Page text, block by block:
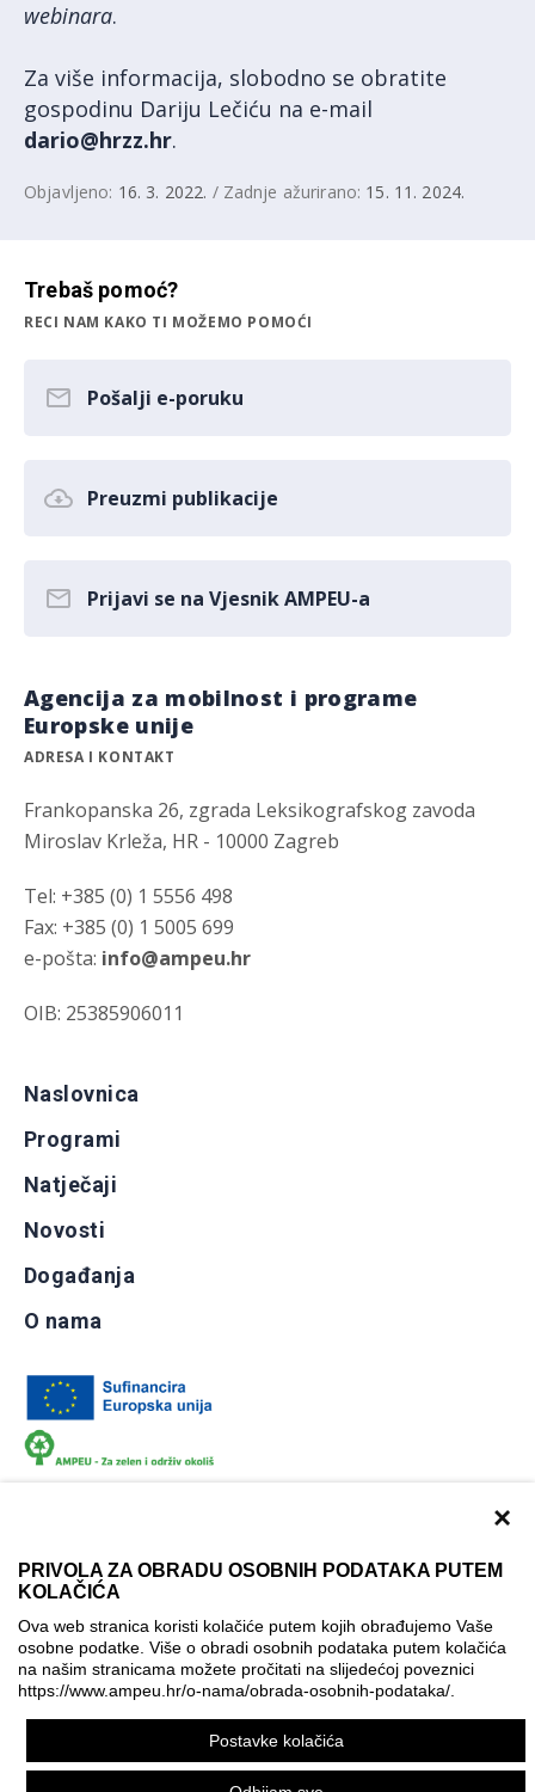
×
PRIVOLA ZA OBRADU OSOBNIH PODATAKA PUTEM
KOLAČIĆA
Ova web stranica koristi kolačiće putem kojih obrađujemo Vaše
osobne podatke. Više o obradi osobnih podataka putem kolačića
na našim stranicama možete pročitati na slijedećoj poveznici
https://www.ampeu.hr/o-nama/obrada-osobnih-podataka/
Postavke kolačića
webinara.
Za više informacija, slobodno se obratite
gospodinu Dariju Lečiću na e-mail
dario@hrzz.hr.
Objavljeno: 16. 3. 2022. / Zadnje ažurirano: 15. 11. 2024.
Trebaš pomoć?
RECI NAM KAKO TI MOŽEMO POMOĆI
Pošalji e-poruku
Preuzmi publikacije
Prijavi se na Vjesnik AMPEU-a
Agencija za mobilnost i programe
Europske unije
ADRESA I KONTAKT
Frankopanska 26, zgrada Leksikografskog zavoda
Miroslav Krleža, HR - 10000 Zagreb
Tel: +385 (0) 1 5556 498
Fax: +385 (0) 1 5005 699
e-pošta: info@ampeu.hr
OIB: 25385906011
Naslovnica
Programi
Natječaji
Novosti
Događanja
O nama
Izjava o pristupačnosti
Politika korištenja kolačića
Postavke kolačića
Ova mrežna stranica je ostvarena uz financijsku potporu